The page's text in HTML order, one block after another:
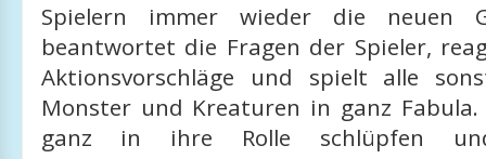
Spielern immer wieder die neuen
beantwortet die Fragen der Spieler,
Aktionsvorschläge und spielt alle
Monster und Kreaturen in ganz
ganz in ihre Rolle schlüpfen